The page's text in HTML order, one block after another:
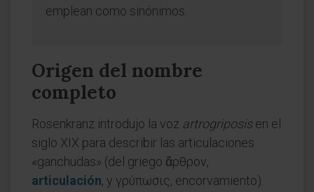
emplean como sinónimos.
Origen del nombre
completo
Rosenkranz introdujo la voz artrogriposisen el
siglo XIX para describir las articulaciones
«ganchudas» (del griego ἄρθρον,
articulación, y γρύπωσις, encorvamiento).